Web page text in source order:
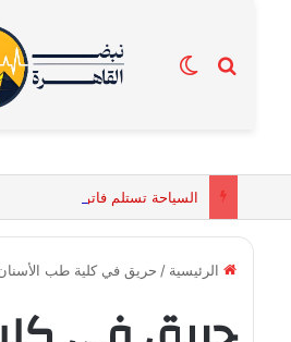
بحث عنالوضع المظلم
الرئيسية / حريق في كلية طب